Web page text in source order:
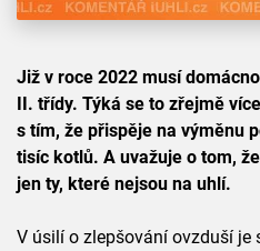
Již v roce 2022 musí
II. třídy. Týká se to zřejmě
s tím, že přispěje na výměnu
tisíc kotlů. A uvažuje o tom,
jen ty, které nejsou na uhlí.
V úsilí o zlepšování ovzduší je